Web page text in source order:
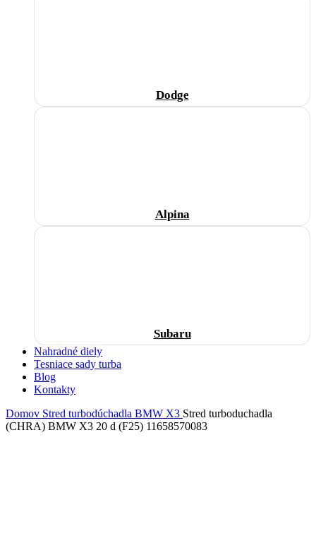
Dodge
Alpina
Subaru
Nahradné diely
Tesniace sady turba
Blog
Kontakty
Domov Stred turbodúchadla BMW X3 Stred turboduchadla
(CHRA) BMW X3 20 d (F25) 11658570083